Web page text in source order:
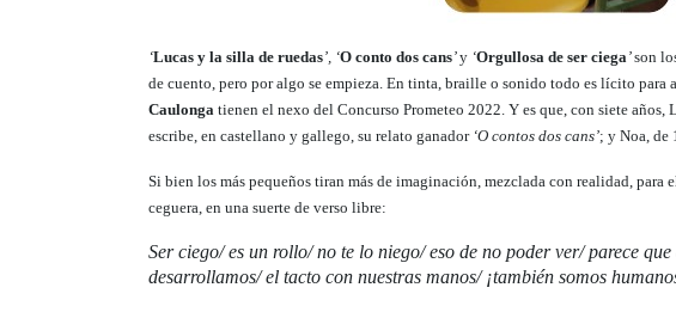
‘Lucas y la silla de ruedas’, ‘O conto dos cans’y ‘Orgullosa de ser ciega’son
de cuento, pero por algo se empieza. En tinta, braille o sonido todo es lícito
Caulonga tienen el nexo del Concurso Prometeo 2022. Y es que, con siete
escribe, en castellano y gallego, su relato ganador ‘O contos dos cans’; y Noa, de
Si bien los más pequeños tiran más de imaginación, mezclada con realidad, para
ceguera, en una suerte de verso libre:
Ser ciego/ es un rollo/ no te lo niego/ eso de no poder ver/ parece
desarrollamos/ el tacto con nuestras manos/ ¡también somos